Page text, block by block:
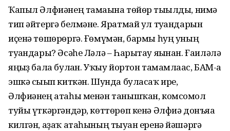
Ҡапыл Әлфиәнең тамағына төйөр тығылды, нимә
тип әйтергә белмәне. Яратмай ул туғандарын
иҫенә төшөрөргә. Ғөмүмән, бармы һуң уның
туғандары? Әсәһе Ләлә – Һарытау яғынан. Ғаиләлә
яңғыҙ бала булған. Уҡыу йортон тамамлағас, БАМ-ға
эшкә сығып киткән. Шунда буласаҡ ире,
Әлфиәнең атаһы менән танышҡан, комсомол
туйы үткәргәндәр, көттөрөп кенә Әлфиә донъяға
килгән, аҙаҡ атаһының тыуған еренә йәшәргә